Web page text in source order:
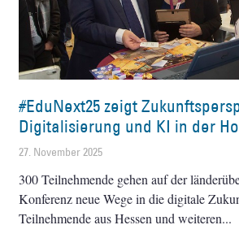
#EduNext25 zeigt
Digitalisierung und KI in der
27. November 2025
300 Teilnehmende gehen auf der
Konferenz neue Wege in die digitale
Teilnehmende aus Hessen und weiteren